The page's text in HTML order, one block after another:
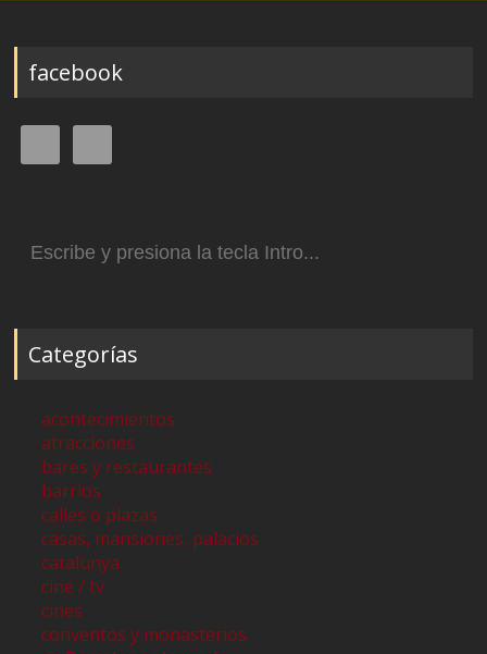
facebook
Categorías
acontecimientos
atracciones
bares y restaurantes
barrios
calles o plazas
casas, mansiones, palacios
catalunya
cine / tv
cines
conventos y monasterios